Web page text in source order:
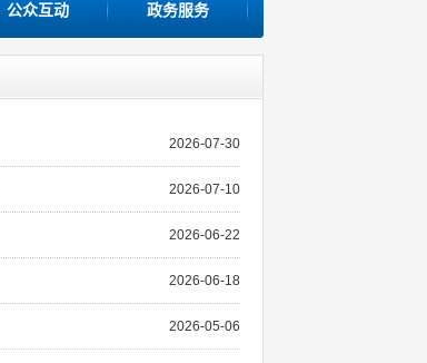
公众互动 政务服务
2026-07-30
2026-07-10
2026-06-22
2026-06-18
2026-05-06